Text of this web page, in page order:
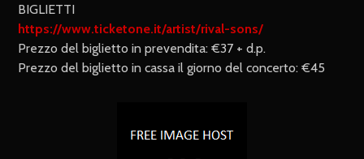
BIGLIETTI
https://www.ticketone.it/artist/rival-sons/
Prezzo del biglietto in prevendita: €37 + d.p.
Prezzo del biglietto in cassa il giorno del concerto: €45